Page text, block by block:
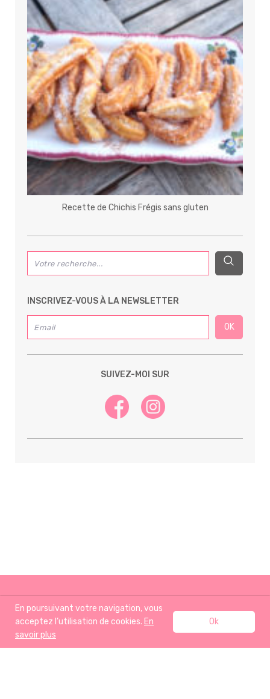
Recette de Chichis Frégis sans gluten
INSCRIVEZ-VOUS À LA NEWSLETTER
SUIVEZ-MOI SUR
ACCUEIL RECETTES J’AIME AUSSI
A PROPOS
En poursuivant votre navigation, vous
acceptez l’utilisation de cookies. En
savoir plus
Ok